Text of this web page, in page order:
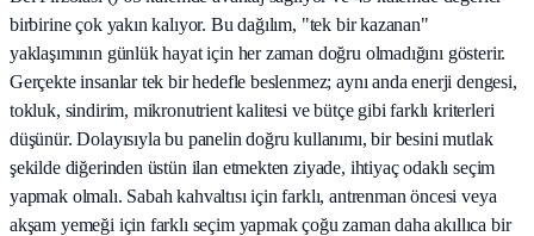
birbirine çok yakın kalıyor. Bu dağılım, "tek bir kazanan"
yaklaşımının günlük hayat için her zaman doğru olmadığını gösterir.
Gerçekte insanlar tek bir hedefle beslenmez; aynı anda enerji dengesi,
tokluk, sindirim, mikronutrient kalitesi ve bütçe gibi farklı kriterleri
düşünür. Dolayısıyla bu panelin doğru kullanımı, bir besini mutlak
şekilde diğerinden üstün ilan etmekten ziyade, ihtiyaç odaklı seçim
yapmak olmalı. Sabah kahvaltısı için farklı, antrenman öncesi veya
akşam yemeği için farklı seçim yapmak çoğu zaman daha akıllıca bir